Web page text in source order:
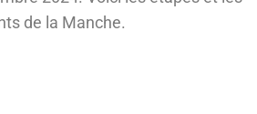
de la Manche.